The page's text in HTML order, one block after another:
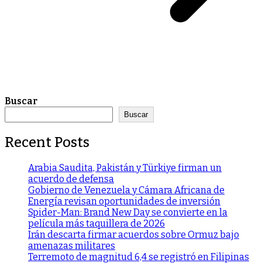
Buscar
Buscar
Recent Posts
Arabia Saudita, Pakistán y Türkiye firman un
acuerdo de defensa
Gobierno de Venezuela y Cámara Africana de
Energía revisan oportunidades de inversión
Spider-Man: Brand New Day se convierte en la
película más taquillera de 2026
Irán descarta firmar acuerdos sobre Ormuz bajo
amenazas militares
Terremoto de magnitud 6,4 se registró en Filipinas